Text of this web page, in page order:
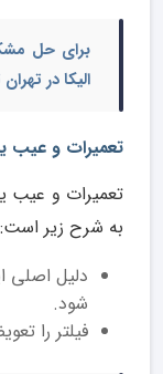
برای حل
الیکا در
تعمیرات و
تعمیرات و
به شرح زیر است:
دلیل اصلی
شود.
فیلتر را